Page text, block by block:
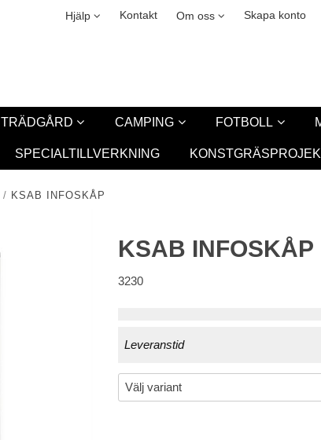
Hjälp
Säkerhet & Cookies Kontakt Om oss
Leasing Skapa konto
TRÄDGÅRD CAMPING FOTBOLL
SPECIALTILLVERKNING
/ KSAB INFOSKÅP
KSAB INFOSKÅP
3230
Leveranstid